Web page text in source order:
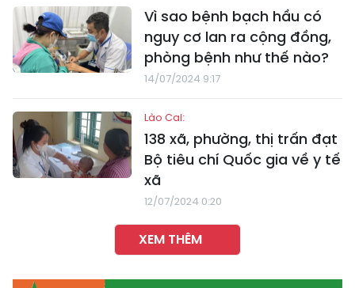
Vì sao bệnh bạch hầu có
nguy cơ lan ra cộng đồng,
phòng bệnh như thế nào?
14/07/2024 9:17
Lào Cai:
138 xã, phường, thị trấn đạt
Bộ tiêu chí Quốc gia về y tế
xã
12/07/2024 0:20
XEM THÊM